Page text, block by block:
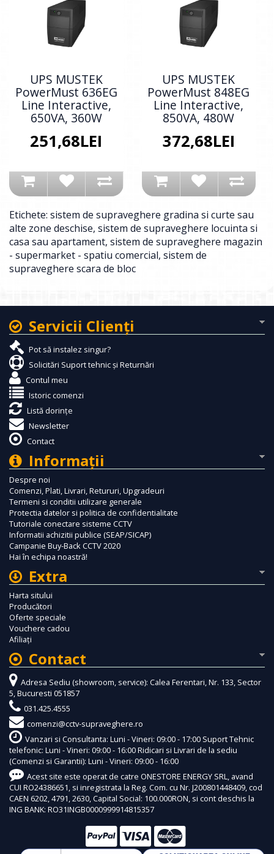
UPS MUSTEK
PowerMust 636EG
Line Interactive,
650VA, 360W
251,68LEI
UPS MUSTEK
PowerMust 848EG
Line Interactive,
850VA, 480W
372,68LEI
Etichete: sistem de supraveghere gradina si curte sau
alte zone deschise, sistem de supraveghere locuinta si
casa sau apartament, sistem de supraveghere magazin
- supermarket - spatiu comercial, sistem de
supraveghere scara de bloc
Servicii Clienţi
Pot să instalez singur?
Solicitări Suport tehnic și Returnări
Contul meu
Istoric comenzi
Listă dorințe
Newsletter
Contact
Informaţii
Despre noi
Comenzi, Plati, Livrari, Retururi, Upgradeuri
Termeni si conditii utilizare generale
Protectia datelor si politica de confidentialitate
Tutoriale conectare sisteme CCTV
Informatii achizitii publice (SEAP/SICAP)
Campanie Buy-Back CCTV 2020
Hai în echipa noastră!
Extra
Harta sitului
Producători
Oferte speciale
Vouchere cadou
Afiliaţi
Contact
Adresa Sediu (showroom, service): Calea Ferentari, Nr. 133, Sector
5, Bucuresti 051857
031.425.4555
comenzi@cctv-supraveghere.ro
Vanzari si Consultanta: Luni - Vineri: 09:00 - 17:00 Suport Tehnic
telefonic: Luni - Vineri: 09:00 - 16:00 Ridicari si Livrari de la sediu
(Comenzi si Garantii): Luni - Vineri: 09:00 - 16:00
Acest site este operat de catre ONESTORE ENERGY SRL, avand
CUI RO24386651, si inregistrata la Reg. Com. cu Nr. J200801448409, cod
CAEN 6202, 4791, 2630, Capital Social: 100.000RON, si cont deschis la
ING BANK: RO31INGB0000999914815357